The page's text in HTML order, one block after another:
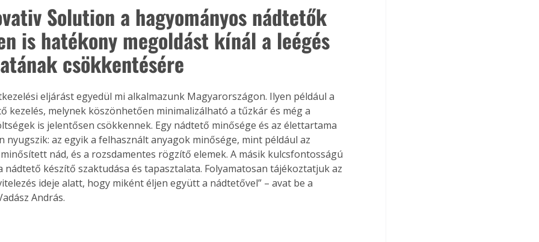
az
Old
új,
egyedi
vagy
is
Bárhol,
Együtt jobban megéri!
Bővebb információ itt!
Együtt jobban megéri! A
könyvek tetszőleges
párosítással kedvezményes
megrendelhetők!
Solution a hagyományos nádtetők
is hatékony megoldást kínál a leégés
csökkentésére
eljárást egyedül mi alkalmazunk Magyarországon. Ilyen például a
kezelés, melynek köszönhetően minimalizálható a tűzkár és még a
is jelentősen csökkennek. Egy nádtető minősége és az élettartama
nyugszik: az egyik a felhasznált anyagok minősége, mint például az
nád, és a rozsdamentes rögzítő elemek. A másik kulcsfontosságú
nádtető készítő szaktudása és tapasztalata. Folyamatosan tájékoztatjuk az
ideje alatt, hogy miként éljen együtt a nádtetővel” – avat be a
András.